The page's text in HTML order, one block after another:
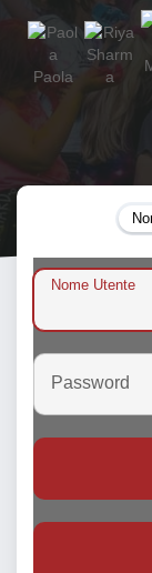
Nome Utente
Password